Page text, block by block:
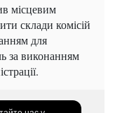
місцевим
склади комісій
для
за виконанням